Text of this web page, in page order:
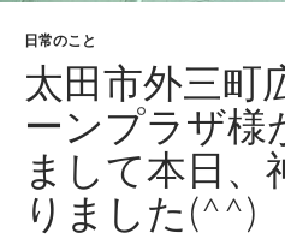
日常のこと
太田市外三町
ーンプラザ様
まして本日、
りました(^^)